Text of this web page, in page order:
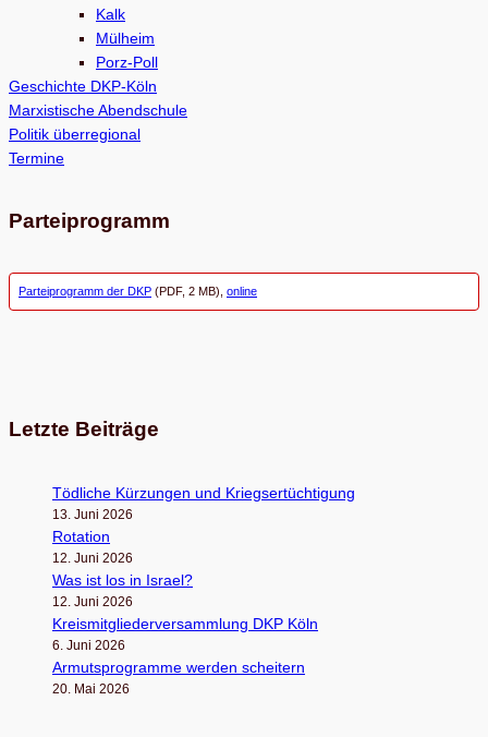
Kalk
Mülheim
Porz-Poll
Geschichte DKP-Köln
Marxistische Abendschule
Politik überregional
Termine
Parteiprogramm
Parteiprogramm der DKP (PDF, 2 MB), online
Letzte Beiträge
Töd­li­che Kür­zun­gen und Kriegsertüchtigung
13. Juni 2026
Rota­tion
12. Juni 2026
Was ist los in Israel?
12. Juni 2026
Kreis­mit­glie­der­ver­samm­lung DKP Köln
6. Juni 2026
Armuts­pro­gramme wer­den scheitern
20. Mai 2026